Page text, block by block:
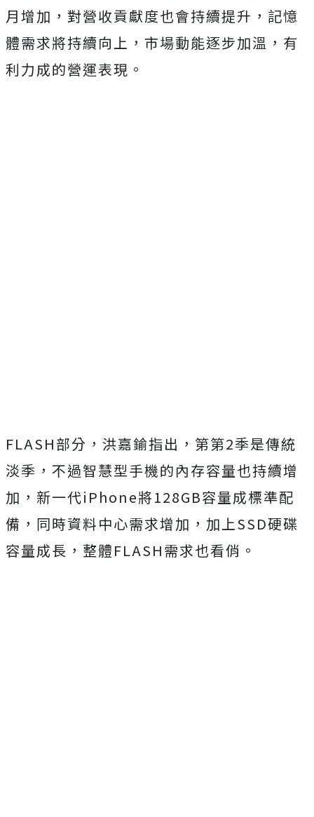
月增加，對營收貢獻度也會持續提升，記憶
體需求將持續向上，市場動能逐步加溫，有
利力成的營運表現。
FLASH部分，洪嘉鍮指出，第第2季是傳統
淡季，不過智慧型手機的內存容量也持續增
加，新一代iPhone將128GB容量成標準配
備，同時資料中心需求增加，加上SSD硬碟
容量成長，整體FLASH需求也看俏。